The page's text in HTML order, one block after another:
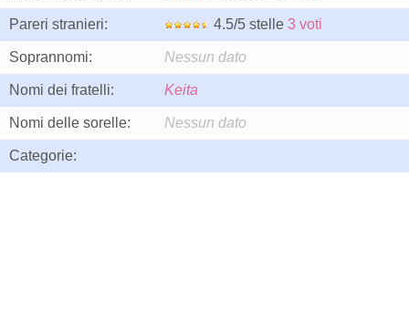
Pareri stranieri: 4.5/5 stelle 3 voti
Soprannomi: Nessun dato
Nomi dei fratelli: Keita
Nomi delle sorelle: Nessun dato
Categorie: